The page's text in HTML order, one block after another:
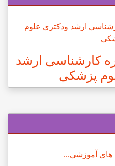
کارشناسی ارشد
پزشکی
های آموزشی...